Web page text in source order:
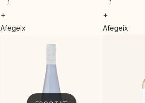
+
Afegeix
+
Afegeix